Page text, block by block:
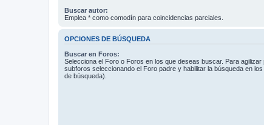
Buscar autor:
Emplea * como comodín para coincidencias parciales.
OPCIONES DE BÚSQUEDA
Buscar en Foros:
Selecciona el Foro o Foros en los que deseas buscar. Para
subforos seleccionando el Foro padre y habilitar la búsqueda en
de búsqueda).